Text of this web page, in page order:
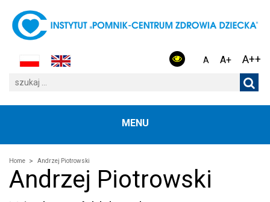
A A+ A++
MENU
Home Andrzej Piotrowski
Andrzej Piotrowski